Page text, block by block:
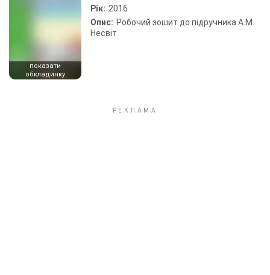
показати
обкладинку
Рік: 2016
Опис: Робочий зошит до підручника А.М.
Несвіт